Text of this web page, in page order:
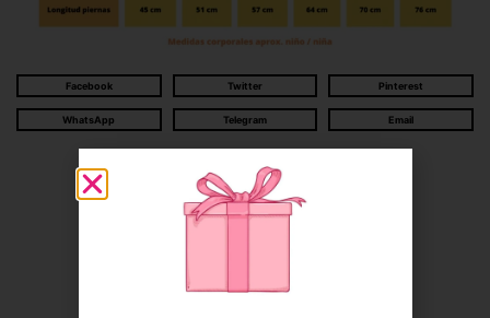
Facebook Twitter Pinterest
WhatsApp Telegram Email
Descripción
Valoraciones